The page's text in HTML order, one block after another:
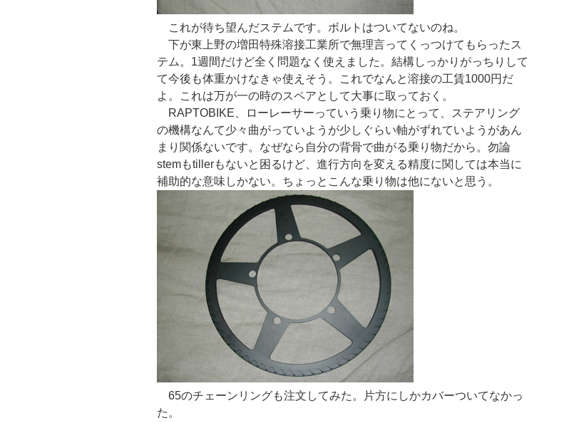
これが待ち望んだステムです。ボルトはついてないのね。
下が東上野の増田特殊溶接工業所で無理言ってくっつけてもらったス
テム。1週間だけど全く問題なく使えました。結構しっかりがっちりして
て今後も体重かけなきゃ使えそう。これでなんと溶接の工賃1000円だ
よ。これは万が一の時のスペアとして大事に取っておく。
RAPTOBIKE、ローレーサーっていう乗り物にとって、ステアリング
の機構なんて少々曲がっていようが少しぐらい軸がずれていようがあん
まり関係ないです。なぜなら自分の背骨で曲がる乗り物だから。勿論
stemもtillerもないと困るけど、進行方向を変える精度に関しては本当に
補助的な意味しかない。ちょっとこんな乗り物は他にないと思う。
65のチェーンリングも注文してみた。片方にしかカバーついてなかっ
た。